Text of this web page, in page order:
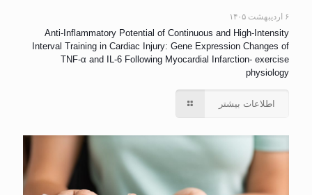
۶ اردیبهشت ۱۴۰۵
Anti-Inflammatory Potential of Continuous and High-Intensity
Interval Training in Cardiac Injury: Gene Expression Changes of
TNF-α and IL-6 Following Myocardial Infarction- exercise
physiology
اطلاعات بیشتر